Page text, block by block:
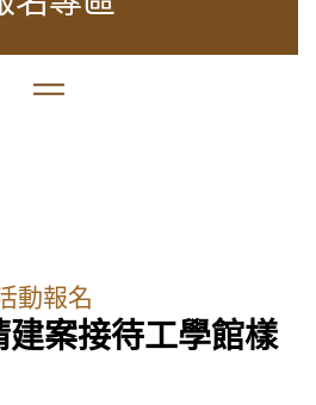
動報名
案接待工學館樣